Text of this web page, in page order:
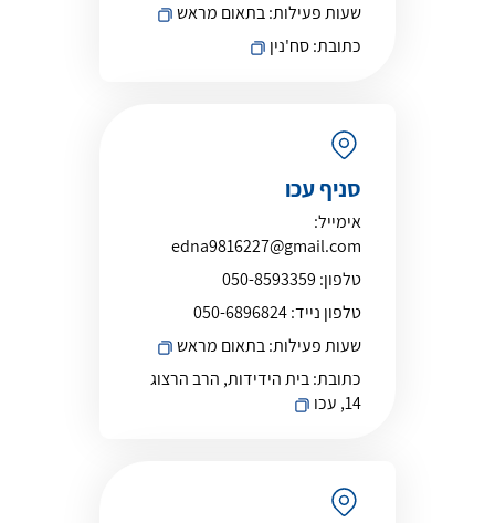
שעות פעילות:בתאום מראש
כתובת:סח'נין
סניף עכו
אימייל:
edna9816227@gmail.com
טלפון: 050-8593359
טלפון נייד:050-6896824
שעות פעילות:בתאום מראש
כתובת:בית הידידות, הרב הרצוג
14, עכו